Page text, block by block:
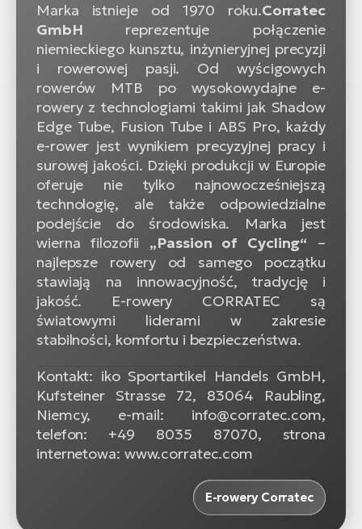
Marka istnieje od 1970 roku.Corratec
GmbH reprezentuje połączenie
niemieckiego kunsztu, inżynieryjnej precyzji
i rowerowej pasji. Od wyścigowych
rowerów MTB po wysokowydajne e-
rowery z technologiami takimi jak Shadow
Edge Tube, Fusion Tube i ABS Pro, każdy
e-rower jest wynikiem precyzyjnej pracy i
surowej jakości. Dzięki produkcji w Europie
oferuje nie tylko najnowocześniejszą
technologię, ale także odpowiedzialne
podejście do środowiska. Marka jest
wierna filozofii „Passion of Cycling“ –
najlepsze rowery od samego początku
stawiają na innowacyjność, tradycję i
jakość. E-rowery CORRATEC są
światowymi liderami w zakresie
stabilności, komfortu i bezpieczeństwa.
Kontakt: iko Sportartikel Handels GmbH,
Kufsteiner Strasse 72, 83064 Raubling,
Niemcy, e-mail: info@corratec.com,
telefon: +49 8035 87070, strona
internetowa: www.corratec.com
E-rowery Corratec